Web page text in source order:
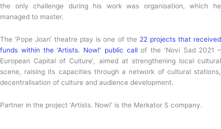
the only challenge during his work was organisation, which he
managed to master.
The ‘Pope Joan’ theatre play is one of the 22 projects that received
funds within the ‘Artists. Now!’ public callof the ‘Novi Sad 2021 –
European Capital of Culture’, aimed at strengthening local cultural
scene, raising its capacities through a network of cultural stations,
decentralisation of culture and audience development.
Partner in the project ‘Artists. Now!’ is the Merkator S company.